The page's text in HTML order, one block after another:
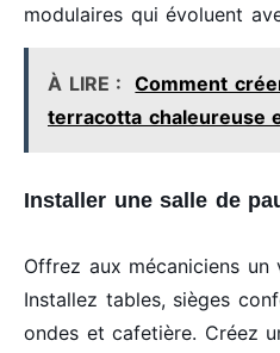
modulaires qui évoluent
À LIRE :
Comment
terracotta chaleureuse
Installer une salle de
Offrez aux mécaniciens un
Installez tables, sièges
ondes et cafetière. Créez